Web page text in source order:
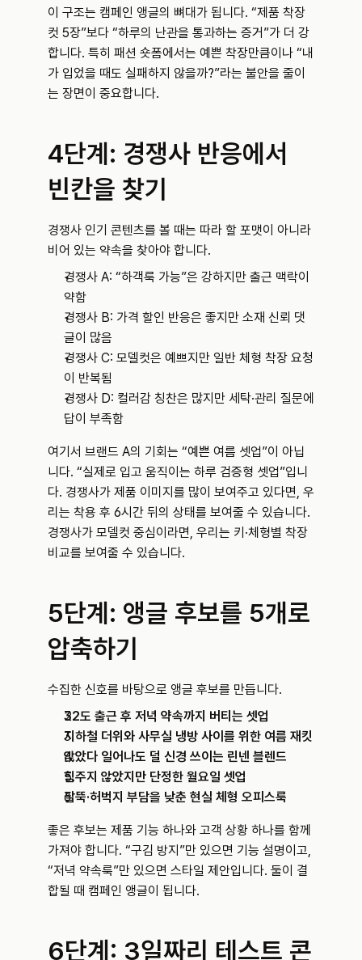
이 구조는 캠페인 앵글의 뼈대가 됩니다. “제품 착장
컷 5장”보다 “하루의 난관을 통과하는 증거”가 더 강
합니다. 특히 패션 숏폼에서는 예쁜 착장만큼이나 “내
가 입었을 때도 실패하지 않을까?”라는 불안을 줄이
는 장면이 중요합니다.
4단계: 경쟁사 반응에서
빈칸을 찾기
경쟁사 인기 콘텐츠를 볼 때는 따라 할 포맷이 아니라
비어 있는 약속을 찾아야 합니다.
경쟁사 A: “하객룩 가능”은 강하지만 출근 맥락이
약함
경쟁사 B: 가격 할인 반응은 좋지만 소재 신뢰 댓
글이 많음
경쟁사 C: 모델컷은 예쁘지만 일반 체형 착장 요청
이 반복됨
경쟁사 D: 컬러감 칭찬은 많지만 세탁·관리 질문에
답이 부족함
여기서 브랜드 A의 기회는 “예쁜 여름 셋업”이 아닙
니다. “실제로 입고 움직이는 하루 검증형 셋업”입니
다. 경쟁사가 제품 이미지를 많이 보여주고 있다면, 우
리는 착용 후 6시간 뒤의 상태를 보여줄 수 있습니다.
경쟁사가 모델컷 중심이라면, 우리는 키·체형별 착장
비교를 보여줄 수 있습니다.
5단계: 앵글 후보를 5개로
압축하기
수집한 신호를 바탕으로 앵글 후보를 만듭니다.
32도 출근 후 저녁 약속까지 버티는 셋업
지하철 더위와 사무실 냉방 사이를 위한 여름 재킷
앉았다 일어나도 덜 신경 쓰이는 린넨 블렌드
힘주지 않았지만 단정한 월요일 셋업
팔뚝·허벅지 부담을 낮춘 현실 체형 오피스룩
좋은 후보는 제품 기능 하나와 고객 상황 하나를 함께
가져야 합니다. “구김 방지”만 있으면 기능 설명이고,
“저녁 약속룩”만 있으면 스타일 제안입니다. 둘이 결
합될 때 캠페인 앵글이 됩니다.
6단계: 3일짜리 테스트 콘